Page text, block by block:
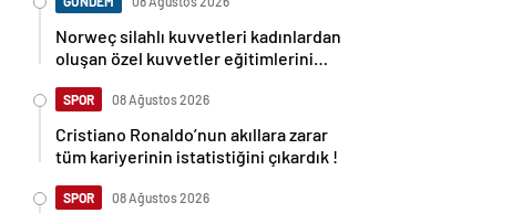
Norweç silahlı kuvvetleri kadınlardan
oluşan özel kuvvetler eğitimlerini
SPOR 08 Ağustos 2026
Cristiano Ronaldo’nun akıllara zarar
tüm kariyerinin istatistiğini çıkardık !
SPOR 08 Ağustos 2026